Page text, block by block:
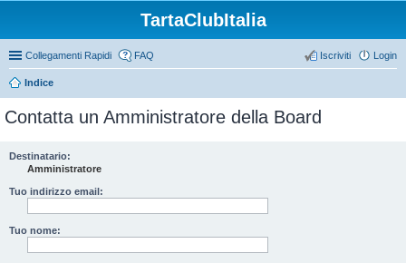
TartaClubItalia
Collegamenti Rapidi FAQ Login
Iscriviti
Indice
Contatta un Amministratore della Board
Destinatario:
Amministratore
Tuo indirizzo email:
Tuo nome: